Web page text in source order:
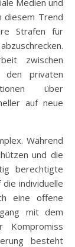
diesem Trend
Strafen für
zwischen
den privaten
über
auf neue
Während
und die
berechtigte
individuelle
eine offene
mit dem
besteht